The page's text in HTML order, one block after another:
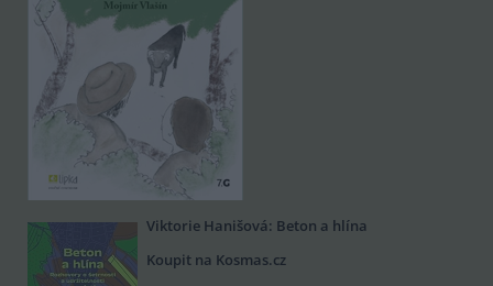
Viktorie Hanišová: Beton a hlína
Koupit na Kosmas.cz